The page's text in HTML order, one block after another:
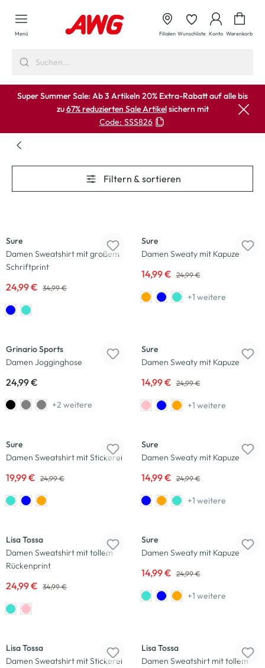
springen
Menü Filialen Wunschliste Konto Warenkorb
Super Summer Sale: Ab 3 Artikeln 20% Extra-Rabatt auf alle bis
zu67% reduzierten Sale Artikelsichern mit
Code: SSS826
Filtern & sortieren
Sure
Damen Sweatshirt mit großem
Schriftprint
24,99 € 34,99 €
Sure
Damen Sweaty mit Kapuze
14,99 € 24,99 €
+1 weitere
Grinario Sports
Damen Jogginghose
24,99 €
+2 weitere
Sure
Damen Sweaty mit Kapuze
14,99 € 24,99 €
+1 weitere
Sure
Damen Sweatshirt mit Stickerei
19,99 € 24,99 €
Sure
Damen Sweaty mit Kapuze
14,99 € 24,99 €
+1 weitere
Lisa Tossa
Damen Sweatshirt mit tollem
Rückenprint
24,99 € 34,99 €
Sure
Damen Sweaty mit Kapuze
14,99 € 24,99 €
+1 weitere
Lisa Tossa
Damen Sweatshirt mit Stickerei
Lisa Tossa
Damen Sweatshirt mit tollem